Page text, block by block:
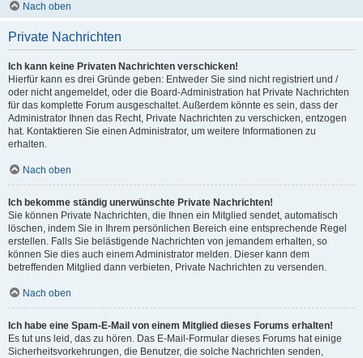
Nach oben
Private Nachrichten
Ich kann keine Privaten Nachrichten verschicken!
Hierfür kann es drei Gründe geben: Entweder Sie sind nicht registriert und /
oder nicht angemeldet, oder die Board-Administration hat Private Nachrichten
für das komplette Forum ausgeschaltet. Außerdem könnte es sein, dass der
Administrator Ihnen das Recht, Private Nachrichten zu verschicken, entzogen
hat. Kontaktieren Sie einen Administrator, um weitere Informationen zu
erhalten.
Nach oben
Ich bekomme ständig unerwünschte Private Nachrichten!
Sie können Private Nachrichten, die Ihnen ein Mitglied sendet, automatisch
löschen, indem Sie in Ihrem persönlichen Bereich eine entsprechende Regel
erstellen. Falls Sie belästigende Nachrichten von jemandem erhalten, so
können Sie dies auch einem Administrator melden. Dieser kann dem
betreffenden Mitglied dann verbieten, Private Nachrichten zu versenden.
Nach oben
Ich habe eine Spam-E-Mail von einem Mitglied dieses Forums erhalten!
Es tut uns leid, das zu hören. Das E-Mail-Formular dieses Forums hat einige
Sicherheitsvorkehrungen, die Benutzer, die solche Nachrichten senden,